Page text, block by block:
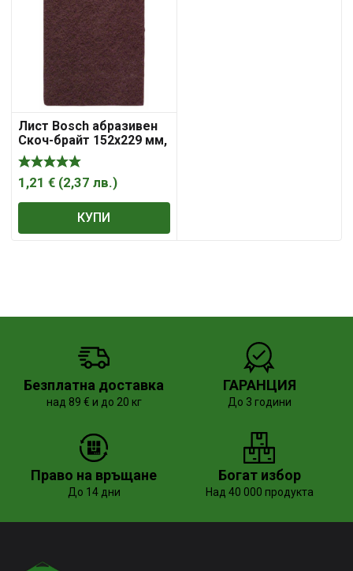
Лист Bosch абразивен
Скоч-брайт 152х229 мм,
P320, Best for Finish
Coarse N476
1,21 € (2,37 лв.)
КУПИ
Безплатна доставка
над 89 € и до 20 кг
ГАРАНЦИЯ
До 3 години
Право на връщане
До 14 дни
Богат избор
Над 40 000 продукта